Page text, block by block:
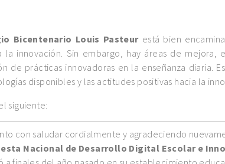
Bicentenario Louis Pasteurestá bien
innovación. Sin embargo, hay áreas de mejora,
de prácticas innovadoras en la enseñanza diaria.
disponibles y las actitudes positivas hacia la
siguiente:
con saludar cordialmente y agradeciendo
Nacional de Desarrollo Digital Escolar e